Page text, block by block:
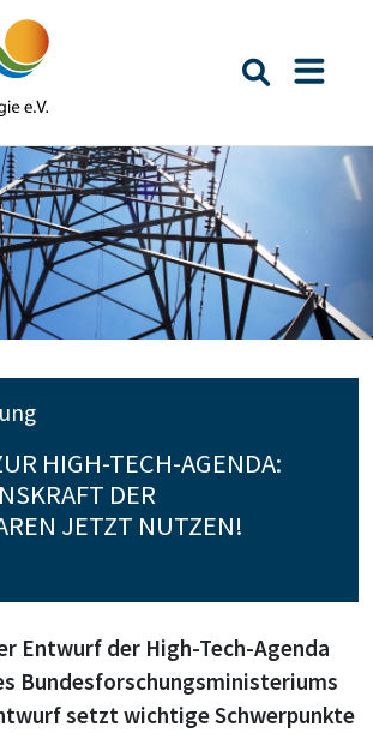
Suche
HIGH-TECH-AGENDA:
DER
JETZT NUTZEN!
Entwurf der High-Tech-Agenda
Bundesforschungsministeriums
setzt wichtige Schwerpunkte